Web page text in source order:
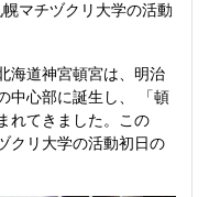
マチヅクリ大学の活動
海道神宮頓宮は、明治
中心部に誕生し、 「頓
れてきました。この
クリ大学の活動初日の